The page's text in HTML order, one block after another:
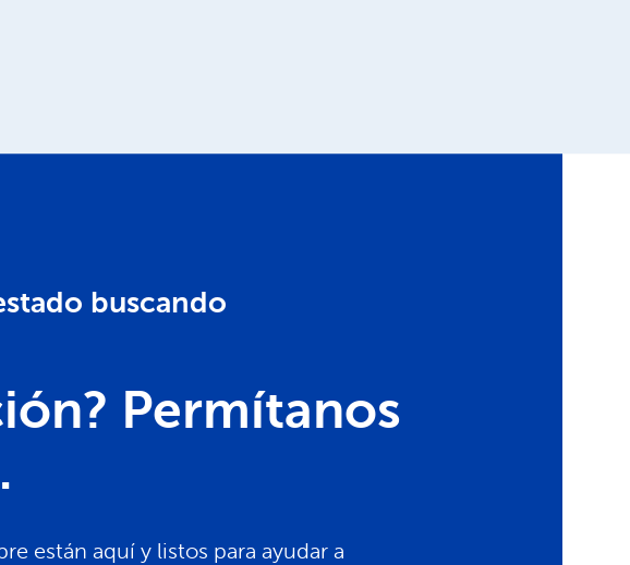
buscando
Permítanos
están aquí y listos para ayudar a